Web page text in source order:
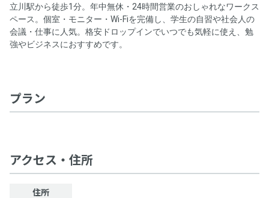
立川駅から徒歩1分。年中無休・24時間営業のおしゃれなワークス
ペース。個室・モニター・Wi-Fiを完備し、学生の自習や社会人の
会議・仕事に人気。格安ドロップインでいつでも気軽に使え、勉
強やビジネスにおすすめです。
プラン
アクセス・住所
住所
プログラム名称
【ポイント5%還元】利用額に応じてポイント還元プログラ
プログラム対象者
プログラム対象期間
2025年2月17日（月）〜
一覧を表示
平均総合評価 0.0
入室のしやすさ 0.0
0.0
お得さ 0.0
株式会社FEEEP
0.0 0件
事業者名
ドロップイン料金
ドロップイン料金以外の必要料金
なし
チェックインはスマートフォンからお願いします。
以下のQRコードをスマートフォンでスキャンし、遷移先
の施設詳細ページから「チェックイン」できます。